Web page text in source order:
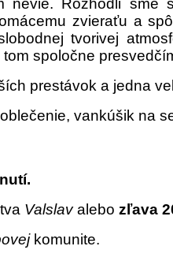
zvieraťu a
tvorivej
spoločne
prestávok a jedna
vankúšik na
Valslavalebo zľava
komunite.